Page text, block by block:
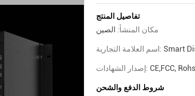
تفاصيل المنتج
مكان المنشأ: الصين
اسم العلامة التجارية: Smart
إصدار الشهادات: CE,FCC,
شروط الدفع والشحن